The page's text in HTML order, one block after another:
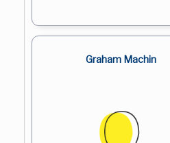
Graham Machin